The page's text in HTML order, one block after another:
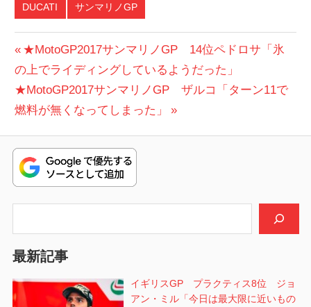
DUCATI サンマリノGP
投
稿
ナ
ビ
ゲ
ー
ン
前
の
投
稿:
★MotoGP2017サンマリノGP 14位ペドロサ「氷
の上でライディングしているようだった」
次
の
稿:
★MotoGP2017サンマリノGP ザルコ「ターン11で
燃料が無くなってしまった」
最新記事
イギリスGP プラクティス8位 ジョ
アン・ミル「今日は最大限に近いもの